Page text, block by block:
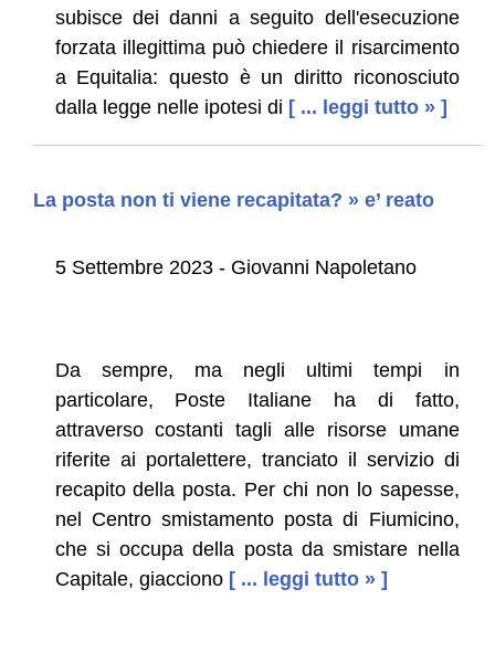
subisce dei danni a seguito dell'esecuzione
forzata illegittima può chiedere il risarcimento
a Equitalia: questo è un diritto riconosciuto
dalla legge nelle ipotesi di [ ... leggi tutto » ]
La posta non ti viene recapitata? » e’ reato
5 Settembre 2023 - Giovanni Napoletano
Da sempre, ma negli ultimi tempi in
particolare, Poste Italiane ha di fatto,
attraverso costanti tagli alle risorse umane
riferite ai portalettere, tranciato il servizio di
recapito della posta. Per chi non lo sapesse,
nel Centro smistamento posta di Fiumicino,
che si occupa della posta da smistare nella
Capitale, giacciono [ ... leggi tutto » ]